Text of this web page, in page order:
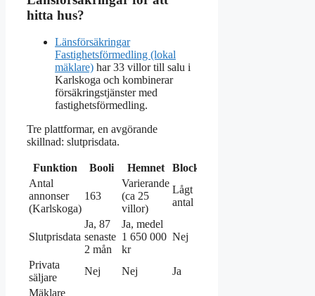
hitta hus?
Länsförsäkringar
Fastighetsförmedling (lokal
mäklare) har 33 villor till salu i
Karlskoga och kombinerar
försäkringstjänster med
fastighetsförmedling.
Tre plattformar, en avgörande
skillnad: slutprisdata.
Funktion Booli Hemnet Blocket
Antal
annonser
(Karlskoga)
163
Varierande
(ca 25
villor)
Lågt
antal
Slutprisdata
Ja, 87
senaste
2 mån
Ja, medel
1 650 000
kr
Nej
Privata
säljare
Nej Nej Ja
Mäklare